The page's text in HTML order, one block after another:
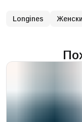
Longines